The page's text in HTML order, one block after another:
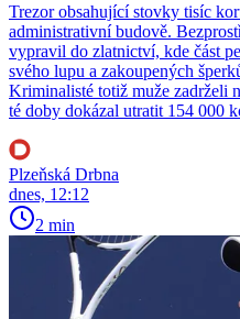
Trezor obsahující stovky tisíc
administrativní budově.
vypravil do zlatnictví, kde část
svého lupu a zakoupených
Kriminalisté totiž muže zadrželi
té doby dokázal utratit 154 000
Plzeňská Drbna
dnes, 12:12
2 min